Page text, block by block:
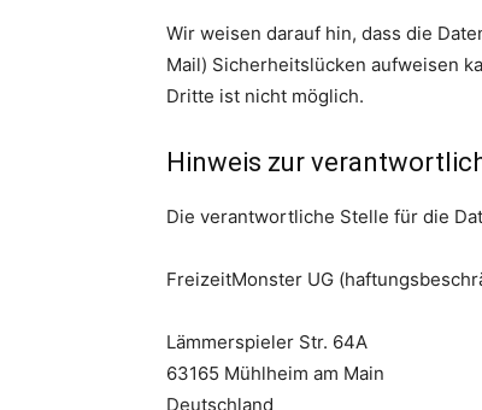
Wir weisen darauf hin, dass die
Mail) Sicherheitslücken aufweisen
Dritte ist nicht möglich.
Hinweis zur
Die verantwortliche Stelle für die
FreizeitMonster UG
Lämmerspieler Str. 64A
63165 Mühlheim am Main
Deutschland